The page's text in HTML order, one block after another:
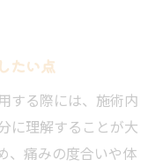
たい点
する際には、施術内
に理解することが大
、痛みの度合いや体